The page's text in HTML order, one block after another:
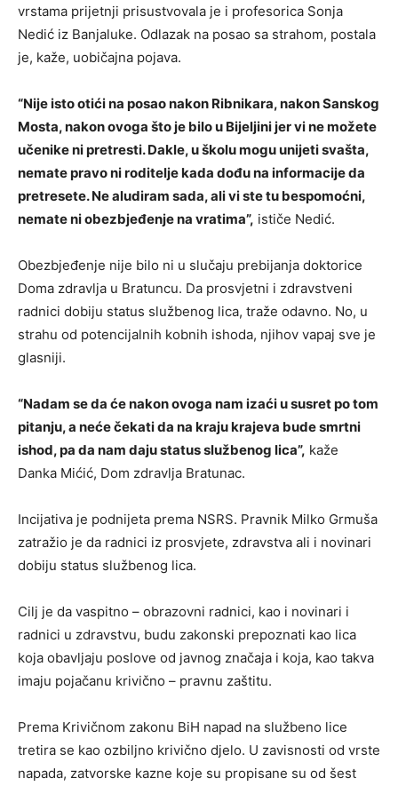
vrstama prijetnji prisustvovala je i profesorica Sonja
Nedić iz Banjaluke. Odlazak na posao sa strahom, postala
je, kaže, uobičajna pojava.
“Nije isto otići na posao nakon Ribnikara, nakon Sanskog
Mosta, nakon ovoga što je bilo u Bijeljini jer vi ne možete
učenike ni pretresti. Dakle, u školu mogu unijeti svašta,
nemate pravo ni roditelje kada dođu na informacije da
pretresete. Ne aludiram sada, ali vi ste tu bespomoćni,
nemate ni obezbjeđenje na vratima”, ističe Nedić.
Obezbjeđenje nije bilo ni u slučaju prebijanja doktorice
Doma zdravlja u Bratuncu. Da prosvjetni i zdravstveni
radnici dobiju status službenog lica, traže odavno. No, u
strahu od potencijalnih kobnih ishoda, njihov vapaj sve je
glasniji.
“Nadam se da će nakon ovoga nam izaći u susret po tom
pitanju, a neće čekati da na kraju krajeva bude smrtni
ishod, pa da nam daju status službenog lica”, kaže
Danka Mićić, Dom zdravlja Bratunac.
Incijativa je podnijeta prema NSRS. Pravnik Milko Grmuša
zatražio je da radnici iz prosvjete, zdravstva ali i novinari
dobiju status službenog lica.
Cilj je da vaspitno – obrazovni radnici, kao i novinari i
radnici u zdravstvu, budu zakonski prepoznati kao lica
koja obavljaju poslove od javnog značaja i koja, kao takva
imaju pojačanu krivično – pravnu zaštitu.
Prema Krivičnom zakonu BiH napad na službeno lice
tretira se kao ozbiljno krivično djelo. U zavisnosti od vrste
napada, zatvorske kazne koje su propisane su od šest